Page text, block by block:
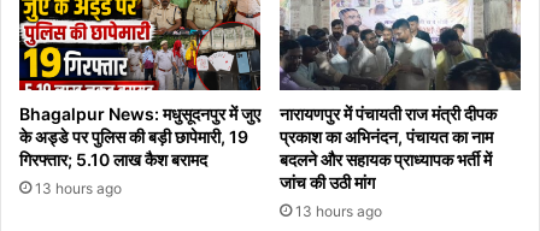
Bhagalpur News: मधुसूदनपुर में जुए
के अड्डे पर पुलिस की बड़ी छापेमारी, 19
गिरफ्तार; 5.10 लाख कैश बरामद
13 hours ago
नारायणपुर में पंचायती राज मंत्री दीपक
प्रकाश का अभिनंदन, पंचायत का नाम
बदलने और सहायक प्राध्यापक भर्ती में
जांच की उठी मांग
13 hours ago